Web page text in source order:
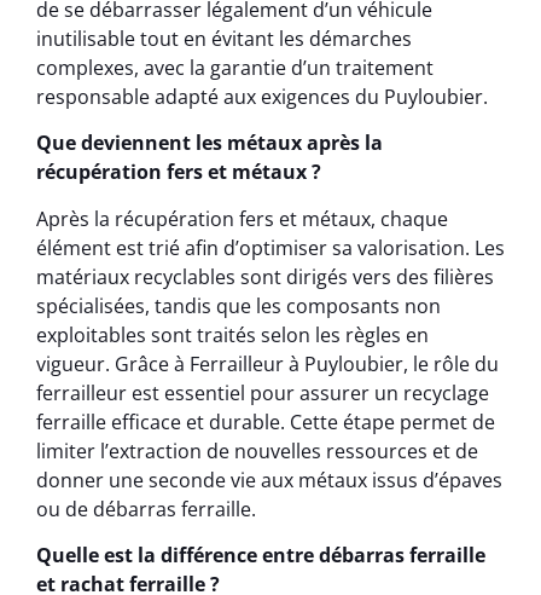
de se débarrasser légalement d’un véhicule
inutilisable tout en évitant les démarches
complexes, avec la garantie d’un traitement
responsable adapté aux exigences du Puyloubier.
Que deviennent les métaux après la
récupération fers et métaux ?
Après la récupération fers et métaux, chaque
élément est trié afin d’optimiser sa valorisation. Les
matériaux recyclables sont dirigés vers des filières
spécialisées, tandis que les composants non
exploitables sont traités selon les règles en
vigueur. Grâce à Ferrailleur à Puyloubier, le rôle du
ferrailleur est essentiel pour assurer un recyclage
ferraille efficace et durable. Cette étape permet de
limiter l’extraction de nouvelles ressources et de
donner une seconde vie aux métaux issus d’épaves
ou de débarras ferraille.
Quelle est la différence entre débarras ferraille
et rachat ferraille ?